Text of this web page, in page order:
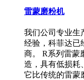
雷蒙磨粉机
我们公司专业生
经验，科菲达已
商。 R系列雷蒙
造，具有低损耗
它比传统的雷蒙